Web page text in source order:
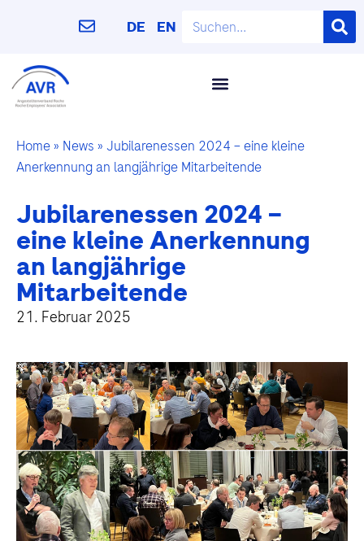
DE EN
Home» News » Jubilarenessen 2024 – eine kleine
Anerkennung an langjährige Mitarbeitende
Jubilarenessen 2024 –
eine kleine Anerkennung
an langjährige
Mitarbeitende
21. Februar 2025